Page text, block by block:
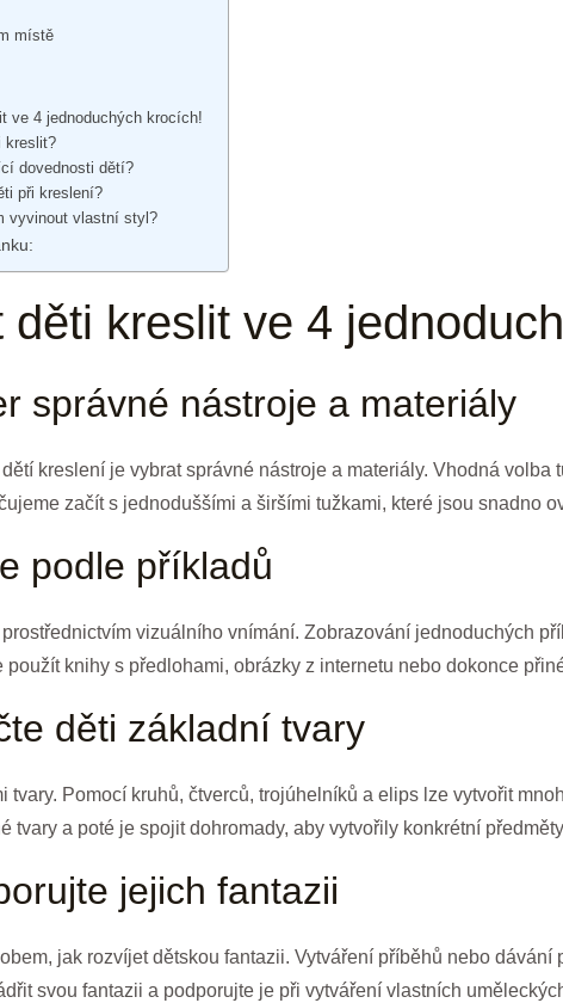
místě
ve 4 jednoduchých krocích!
kreslit?
dovednosti dětí?
při kreslení?
vyvinout vlastní styl?
děti kreslit ve 4
správné nástroje a materiály
kreslení je vybrat správné nástroje a materiály. Vhodná volba
začít s jednoduššími a širšími tužkami, které jsou snadno
podle příkladů
vizuálního vnímání. Zobrazování jednoduchých
použít knihy s předlohami, obrázky z internetu nebo dokonce
děti základní tvary
tvary. Pomocí kruhů, čtverců, trojúhelníků a elips lze vytvořit
tvary a poté je spojit dohromady, aby vytvořily konkrétní
jejich fantazii
jak rozvíjet dětskou fantazii. Vytváření příběhů nebo
svou fantazii a podporujte je při vytváření vlastních